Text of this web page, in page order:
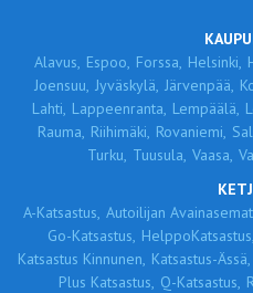
Alavus, Espoo, Forssa, Helsinki,
Joensuu, Jyväskylä, Järvenpää,
Lahti, Lappeenranta, Lempäälä,
Rauma, Riihimäki, Rovaniemi,
Turku, Tuusula, Vaasa,
A-Katsastus, Autoilijan
Go-Katsastus, HelppoKatsastus,
Katsastus Kinnunen, Katsastus-Ässä,
Plus Katsastus, Q-Katsastus,